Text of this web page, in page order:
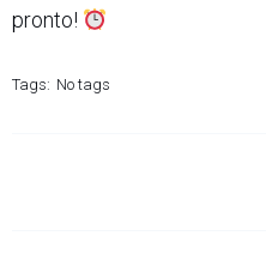
pronto!
Tags: No tags